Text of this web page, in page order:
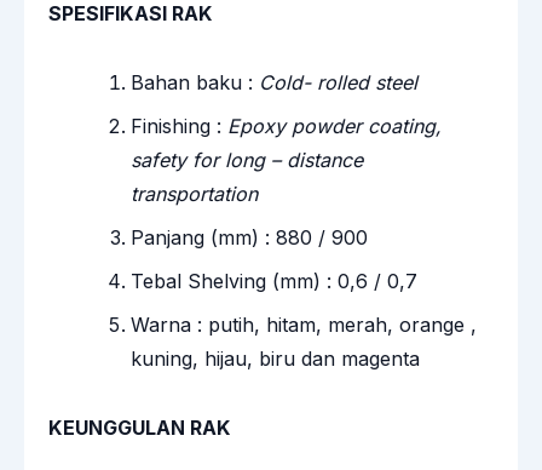
SPESIFIKASI RAK
Bahan baku : Cold- rolled steel
Finishing : Epoxy powder coating,
safety for long – distance
transportation
Panjang (mm) : 880 / 900
Tebal Shelving (mm) : 0,6 / 0,7
Warna : putih, hitam, merah, orange ,
kuning, hijau, biru dan magenta
KEUNGGULAN RAK